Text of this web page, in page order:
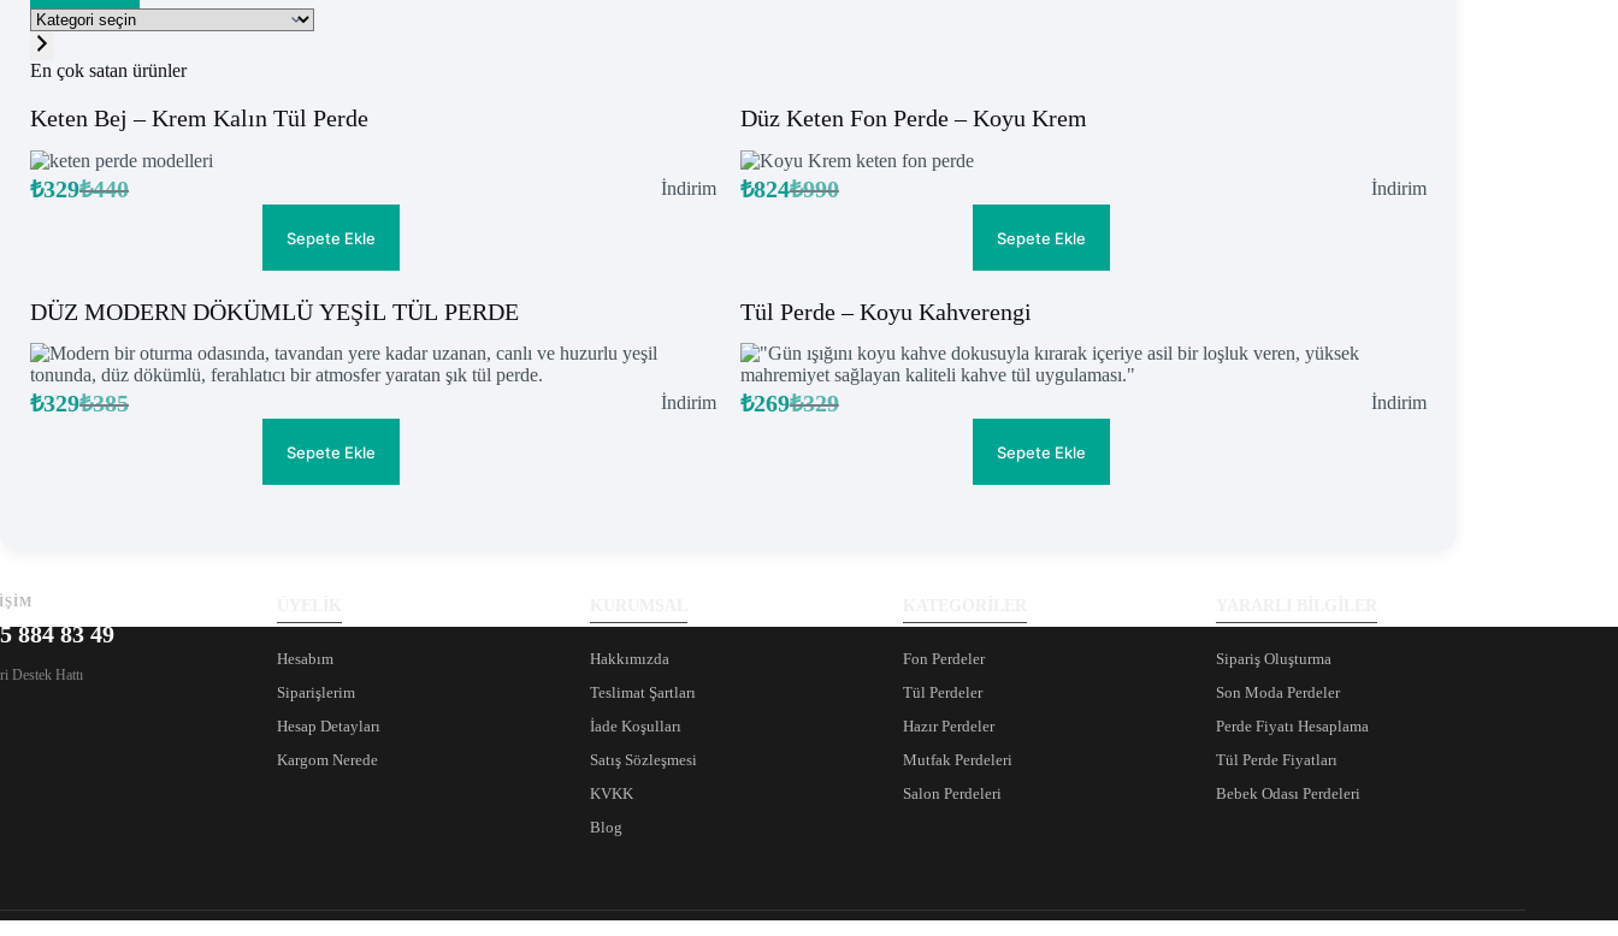
Kategori
seçin
En çok satan ürünler
Keten Bej – Krem Kalın Tül Perde
İndirimİndirimdeki
₺440
Orijinal
₺329Şu
Sepete Ekle
Düz Keten Fon Perde – Koyu Krem
İndirimİndirimdeki
₺990
Orijinal
₺824Şu
Sepete Ekle
DÜZ MODERN DÖKÜMLÜ YEŞİL TÜL PERDE
İndirimİndirimdeki
₺385
Orijinal
₺329Şu
Sepete Ekle
Tül Perde – Koyu Kahverengi
İndirimİndirimdeki
₺329
Orijinal
₺269Şu
Sepete Ekle
884 83 49
Destek Hattı
Hesabım
Siparişlerim
Hesap Detayları
Kargom Nerede
Hakkımızda
Teslimat Şartları
İade Koşulları
Satış Sözleşmesi
KVKK
Blog
Fon Perdeler
Tül Perdeler
Hazır Perdeler
Mutfak Perdeleri
Salon Perdeleri
Sipariş Oluşturma
Son Moda Perdeler
Perde Fiyatı Hesaplama
Tül Perde Fiyatları
Bebek Odası Perdeleri